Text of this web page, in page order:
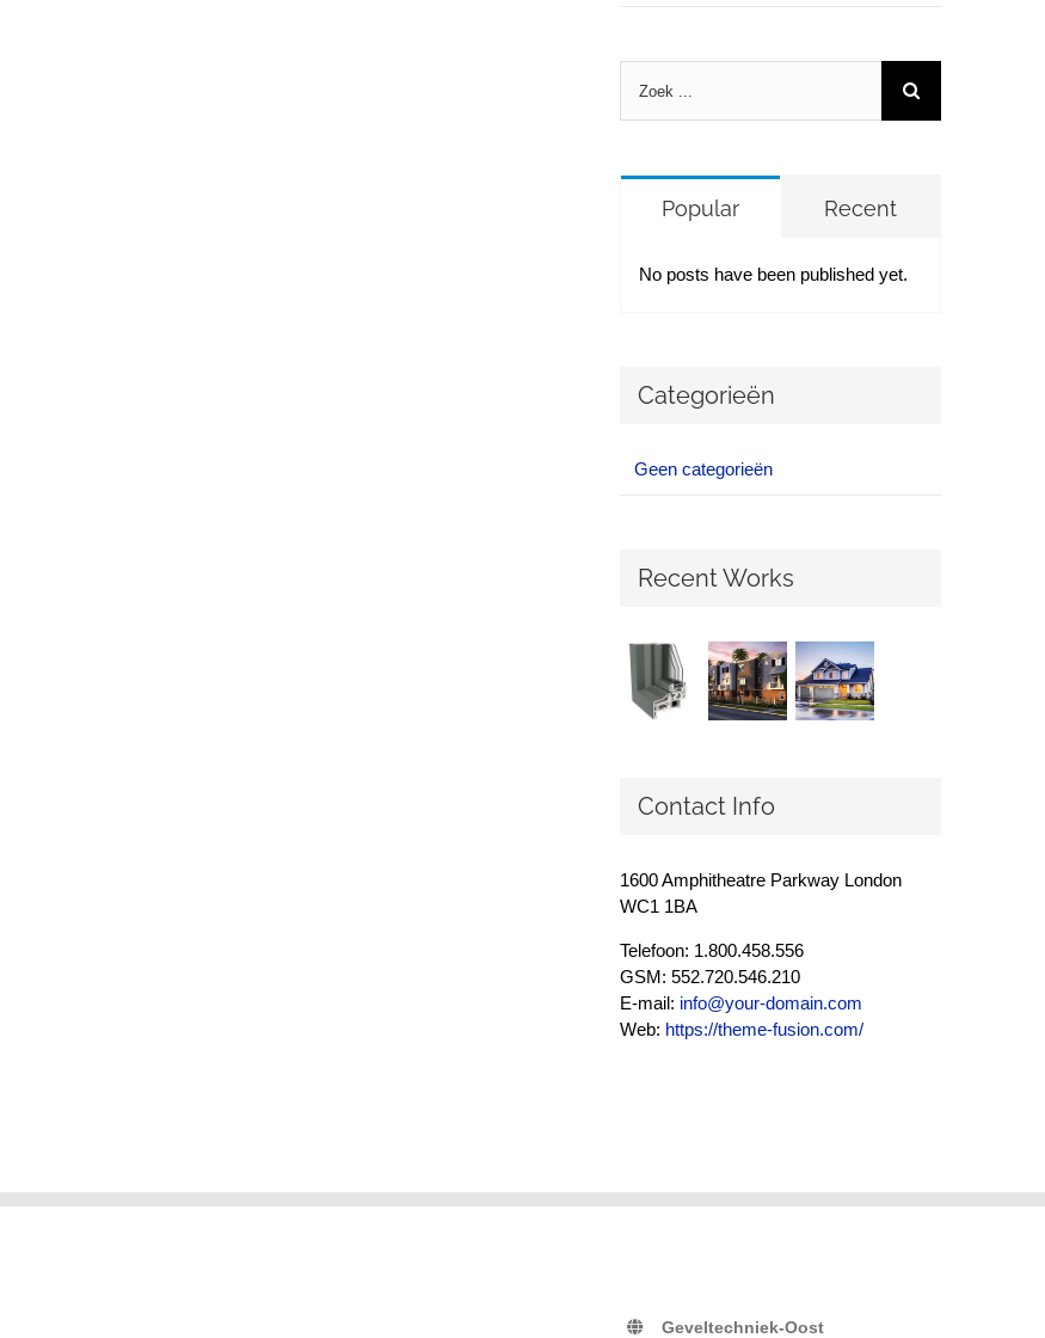
naar:
Popular Recent
No posts have been published yet.
Categorieën
Geen categorieën
Recent Works
Contact Info
1600 Amphitheatre Parkway London
WC1 1BA
Telefoon: 1.800.458.556
GSM: 552.720.546.210
E-mail: info@your-domain.com
Web: https://theme-fusion.com/
Geveltechniek-Oost